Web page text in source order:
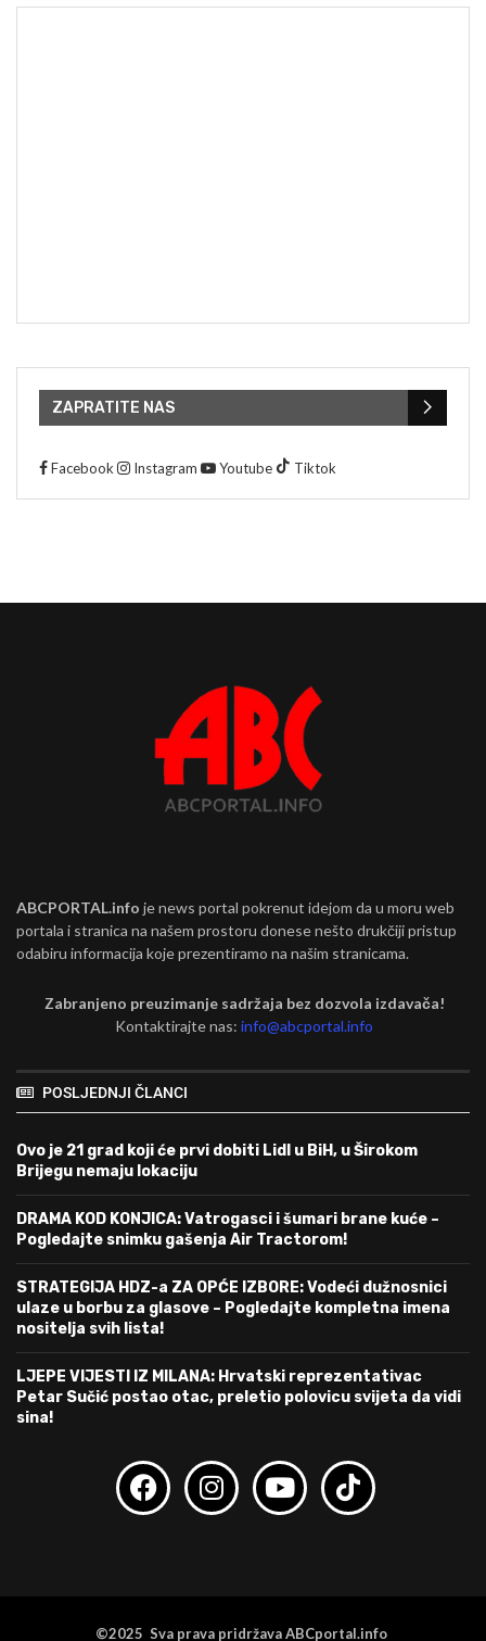
ZAPRATITE NAS
Facebook Instagram Youtube Tiktok
ABCPORTAL.info je news portal pokrenut idejom da u moru web
portala i stranica na našem prostoru donese nešto drukčiji pristup
odabiru informacija koje prezentiramo na našim stranicama.
Zabranjeno preuzimanje sadržaja bez dozvola izdavača!
Kontaktirajte nas:info@abcportal.info
POSLJEDNJI ČLANCI
Ovo je 21 grad koji će prvi dobiti Lidl u BiH, u Širokom
Brijegu nemaju lokaciju
DRAMA KOD KONJICA: Vatrogasci i šumari brane kuće –
Pogledajte snimku gašenja Air Tractorom!
STRATEGIJA HDZ-a ZA OPĆE IZBORE: Vodeći dužnosnici
ulaze u borbu za glasove – Pogledajte kompletna imena
nositelja svih lista!
LJEPE VIJESTI IZ MILANA: Hrvatski reprezentativac
Petar Sučić postao otac, preletio polovicu svijeta da vidi
sina!
©2025 Sva prava pridržava ABCportal.info